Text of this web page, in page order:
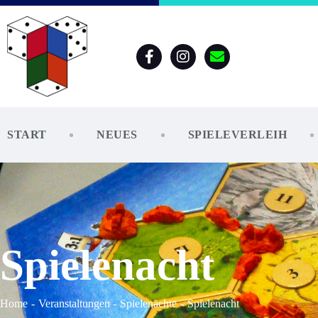
START NEUES SPIELEVERLEIH
Spielenacht
Home Veranstaltungen Spielenächte Spielenacht